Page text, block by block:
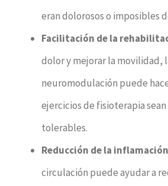
eran dolorosos o imposibles
Facilitación de la
dolor y mejorar la movilidad,
neuromodulación puede
ejercicios de fisioterapia
tolerables.
Reducción de la inflamación
circulación puede ayudar a